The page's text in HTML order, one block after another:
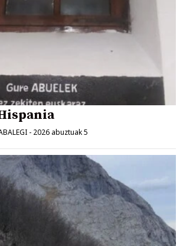
- 2026 abuztuak 5